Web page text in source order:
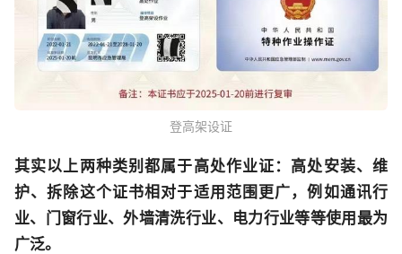
登高架设证
其实以上两种类别都属于高处作业证：高处安装、维
护、拆除这个证书相对于适用范围更广，例如通讯行
业、门窗行业、外墙清洗行业、电力行业等等使用最为
广泛。